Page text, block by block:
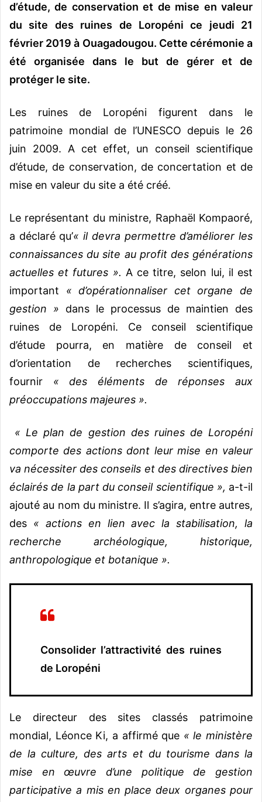
d’étude, de conservation et de mise en valeur
du site des ruines de Loropéni ce jeudi 21
février 2019 à Ouagadougou. Cette cérémonie a
été organisée dans le but de gérer et de
protéger le site.
Les ruines de Loropéni figurent dans le
patrimoine mondial de l’UNESCO depuis le 26
juin 2009. A cet effet, un conseil scientifique
d’étude, de conservation, de concertation et de
mise en valeur du site a été créé.
Le représentant du ministre, Raphaël Kompaoré,
a déclaré qu’« il devra permettre d’améliorer les
connaissances du site au profit des générations
actuelles et futures ». A ce titre, selon lui, il est
important « d’opérationnaliser cet organe de
gestion » dans le processus de maintien des
ruines de Loropéni. Ce conseil scientifique
d’étude pourra, en matière de conseil et
d’orientation de recherches scientifiques,
fournir « des éléments de réponses aux
préoccupations majeures ».
« Le plan de gestion des ruines de Loropéni
comporte des actions dont leur mise en valeur
va nécessiter des conseils et des directives bien
éclairés de la part du conseil scientifique », a-t-il
ajouté au nom du ministre. Il s’agira, entre autres,
des « actions en lien avec la stabilisation, la
recherche archéologique, historique,
anthropologique et botanique ».
Consolider l’attractivité des ruines
de Loropéni
Le directeur des sites classés patrimoine
mondial, Léonce Ki, a affirmé que « le ministère
de la culture, des arts et du tourisme dans la
mise en œuvre d’une politique de gestion
participative a mis en place deux organes pour